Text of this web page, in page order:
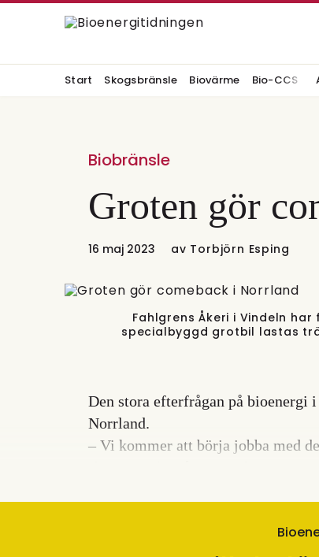
Start Skogsbränsle Biovärme Bio-CCS
Biobränsle
Groten gör
16 maj 2023 av Torbjörn Esping
Fahlgrens Åkeri i Vindeln
specialbyggd grotbil lastas
Den stora efterfrågan på bioenergi
Norrland.
– Vi kommer att börja jobba med